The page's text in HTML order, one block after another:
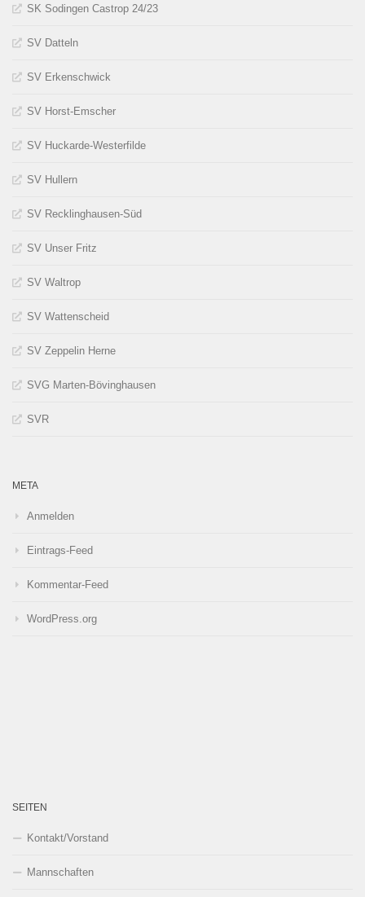
SK Sodingen Castrop 24/23
SV Datteln
SV Erkenschwick
SV Horst-Emscher
SV Huckarde-Westerfilde
SV Hullern
SV Recklinghausen-Süd
SV Unser Fritz
SV Waltrop
SV Wattenscheid
SV Zeppelin Herne
SVG Marten-Bövinghausen
SVR
META
Anmelden
Eintrags-Feed
Kommentar-Feed
WordPress.org
SEITEN
Kontakt/Vorstand
Mannschaften